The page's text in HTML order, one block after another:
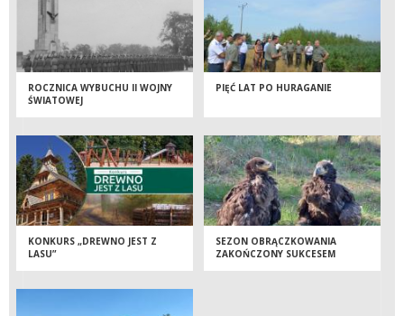
ROCZNICA WYBUCHU II WOJNY
ŚWIATOWEJ
PIĘĆ LAT PO HURAGANIE
KONKURS „DREWNO JEST Z
LASU”
SEZON OBRĄCZKOWANIA
ZAKOŃCZONY SUKCESEM